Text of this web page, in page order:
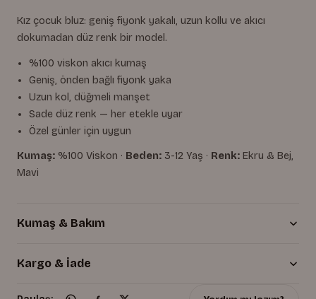
Kız çocuk bluz: geniş fiyonk yakalı, uzun kollu ve akıcı
dokumadan düz renk bir model.
%100 viskon akıcı kumaş
Geniş, önden bağlı fiyonk yaka
Uzun kol, düğmeli manşet
Sade düz renk — her etekle uyar
Özel günler için uygun
Kumaş: %100 Viskon · Beden: 3-12 Yaş · Renk: Ekru & Bej,
Mavi
Kumaş & Bakım
Kargo & İade